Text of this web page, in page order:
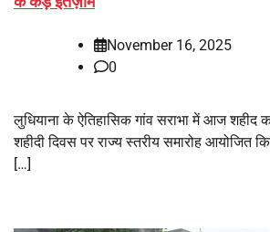
November 16, 2025
0
लुधियाना के ऐतिहासिक गांव सराभा में आज शहीद
शहीदी दिवस पर राज्य स्तरीय समारोह आयोजित
[…]